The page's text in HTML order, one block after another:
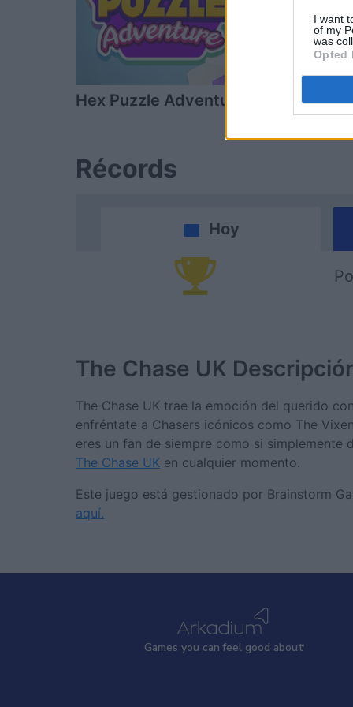
I want
of my
was
Opted
Hex Puzzle Adventure Clutter
Récords
Hoy
The Chase UK
The Chase UK trae la emoción del querido
enfréntate a Chasers icónicos como The
eres un fan de siempre como si
The Chase UK en cualquier momento.
Este juego está gestionado por Brainstorm
aquí.
Games you can feel good about